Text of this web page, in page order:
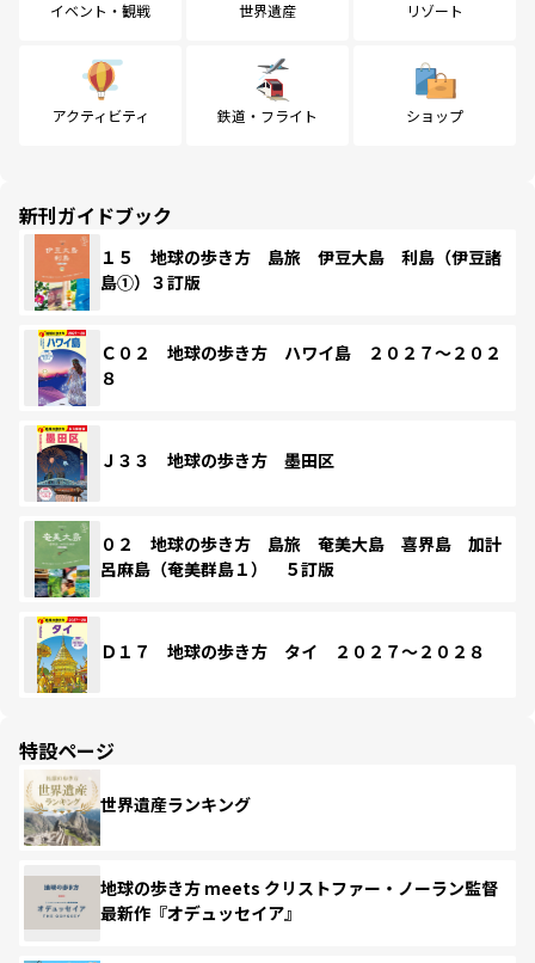
イベント・観戦 世界遺産 リゾート
アクティビティ 鉄道・フライト ショップ
新刊ガイドブック
１５ 地球の歩き方 島旅 伊豆大島 利島（伊豆諸
島①）３訂版
Ｃ０２ 地球の歩き方 ハワイ島 ２０２７～２０２
８
Ｊ３３ 地球の歩き方 墨田区
０２ 地球の歩き方 島旅 奄美大島 喜界島 加計
呂麻島（奄美群島１） ５訂版
Ｄ１７ 地球の歩き方 タイ ２０２７～２０２８
特設ページ
世界遺産ランキング
地球の歩き方 meets クリストファー・ノーラン監督
最新作『オデュッセイア』